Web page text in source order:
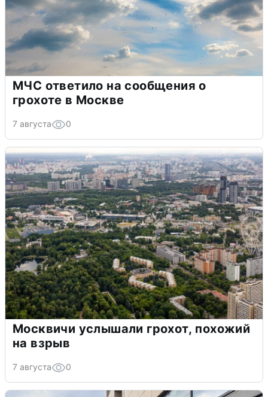
МЧС ответило на сообщения о
грохоте в Москве
7 августа 0
Москвичи услышали грохот, похожий
на взрыв
7 августа 0